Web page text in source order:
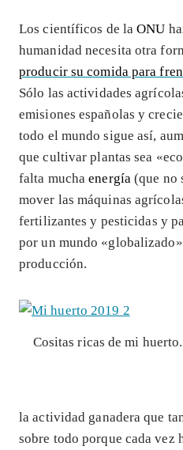
Los científicos de laONU
humanidad necesita otra
producir su comida para
Sólo las actividades
emisiones españolas y
todo el mundo sigue así,
que cultivar plantas sea
falta muchaenergía (que no
mover las máquinas
fertilizantes y pesticidas y
por un mundo
producción.
Cositas ricas de mi huerto.
la actividad ganadera que
sobre todo porque cada vez